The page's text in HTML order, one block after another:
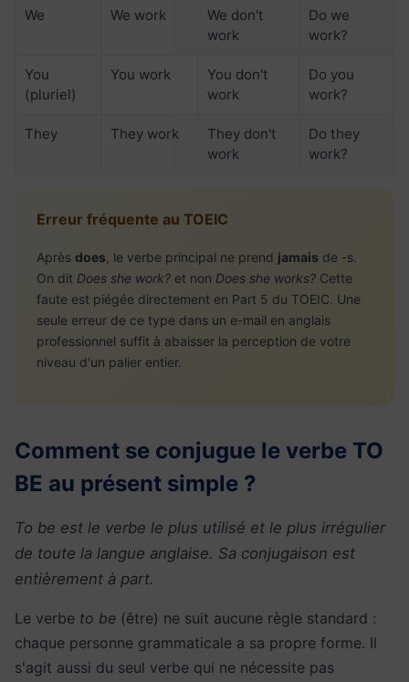
We We work
We don't
work
Do we
work?
You
(pluriel)
You work
You don't
work
Do you
work?
They They work
They don't
work
Do they
work?
Erreur fréquente au TOEIC
Après does , le verbe principal ne prend jamais de -s.
On dit Does she work? et non Does she works? Cette
faute est piégée directement en Part 5 du TOEIC. Une
seule erreur de ce type dans un e-mail en anglais
professionnel suffit à abaisser la perception de votre
niveau d'un palier entier.
Comment se conjugue le verbe TO
BE au présent simple ?
To be est le verbe le plus utilisé et le plus irrégulier
de toute la langue anglaise. Sa conjugaison est
entièrement à part.
Le verbe to be (être) ne suit aucune règle standard :
chaque personne grammaticale a sa propre forme. Il
s'agit aussi du seul verbe qui ne nécessite pas